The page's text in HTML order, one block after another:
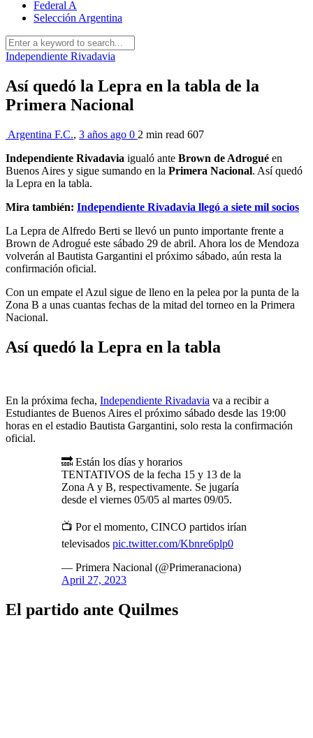
Federal A
Selección Argentina
Independiente Rivadavia
Así quedó la Lepra en la tabla de la
Primera Nacional
Argentina F.C., 3 años ago 0 2 min read 607
Independiente Rivadavia igualó ante Brown de Adrogué en
Buenos Aires y sigue sumando en la Primera Nacional. Así quedó
la Lepra en la tabla.
Mira también: Independiente Rivadavia llegó a siete mil socios
La Lepra de Alfredo Berti se llevó un punto importante frente a
Brown de Adrogué este sábado 29 de abril. Ahora los de Mendoza
volverán al Bautista Gargantini el próximo sábado, aún resta la
confirmación oficial.
Con un empate el Azul sigue de lleno en la pelea por la punta de la
Zona B a unas cuantas fechas de la mitad del torneo en la Primera
Nacional.
Así quedó la Lepra en la tabla
En la próxima fecha, Independiente Rivadavia va a recibir a
Estudiantes de Buenos Aires el próximo sábado desde las 19:00
horas en el estadio Bautista Gargantini, solo resta la confirmación
oficial.
🔜 Están los días y horarios
TENTATIVOS de la fecha 15 y 13 de la
Zona A y B, respectivamente. Se jugaría
desde el viernes 05/05 al martes 09/05.
📺 Por el momento, CINCO partidos irían
televisados pic.twitter.com/Kbnre6plp0
— Primera Nacional (@Primeranaciona)
April 27, 2023
El partido ante Quilmes